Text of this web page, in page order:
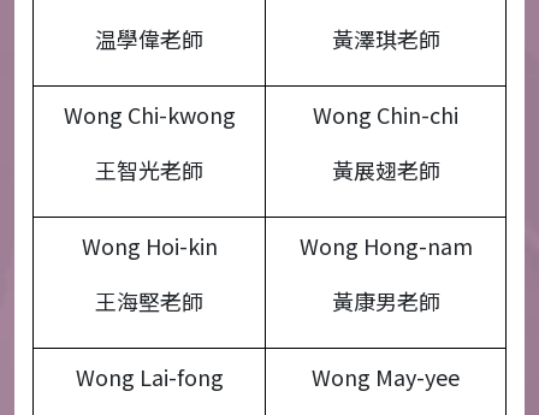
温學偉老師
黃澤琪老師
Wong Chi-kwong
王智光老師
Wong Chin-chi
黃展翅老師
Wong Hoi-kin
王海堅老師
Wong Hong-nam
黃康男老師
Wong Lai-fong
Wong May-yee